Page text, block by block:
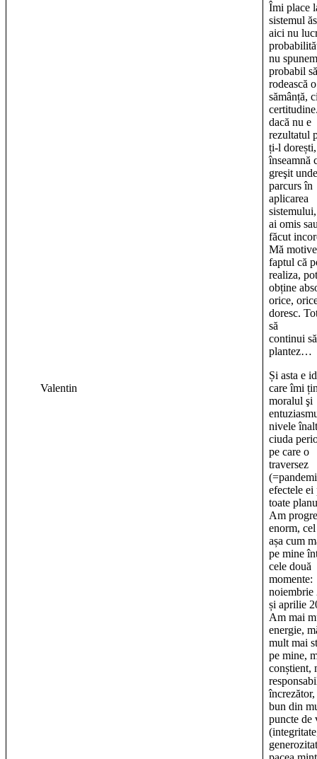
Valentin
Îmi place
sistemul
aici nu
nu
probabil să
rodească o
sămânță,
dacă nu e
rezultatul
ți-l dorești,
înseamnă
greşit
parcurs în
aplicarea
ai omis
făcut
Mă
faptul că
realiza, pot
obține
orice,
doresc.
să
continui să
plantez…
Și asta e
care îmi
moralul şi
nivele
ciuda
pe care o
traversez
efectele ei
toate
Am
enorm,
așa cum
pe mine
cele două
momente:
noiembrie
și aprilie
Am mai
energie,
mult mai
pe mine,
conștient,
bun din
puncte de